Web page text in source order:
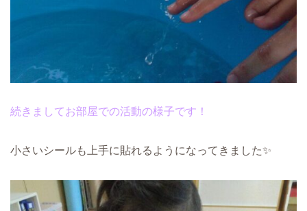
続きましてお部屋での活動の様子です！
小さいシールも上手に貼れるようになってきました✨